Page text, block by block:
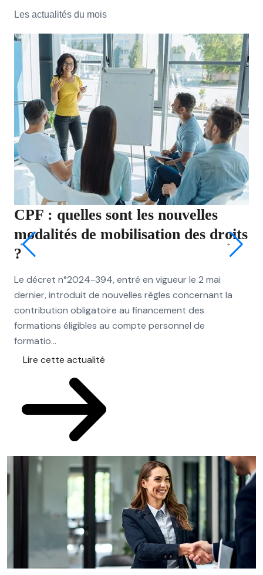
Les actualités du mois
CPF : quelles sont les nouvelles
modalités de mobilisation des droits
?
Le décret n°2024-394, entré en vigueur le 2 mai
dernier, introduit de nouvelles règles concernant la
contribution obligatoire au financement des
formations éligibles au compte personnel de
formatio...
Lire cette actualité